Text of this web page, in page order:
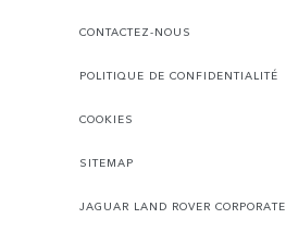
CONTACTEZ-NOUS
POLITIQUE DE CONFIDENTIALITÉ
COOKIES
SITEMAP
JAGUAR LAND ROVER CORPORATE